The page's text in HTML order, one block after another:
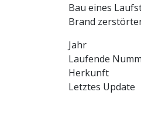
Bau eines
Brand
Jahr
Laufende
Herkunft
Letztes Update